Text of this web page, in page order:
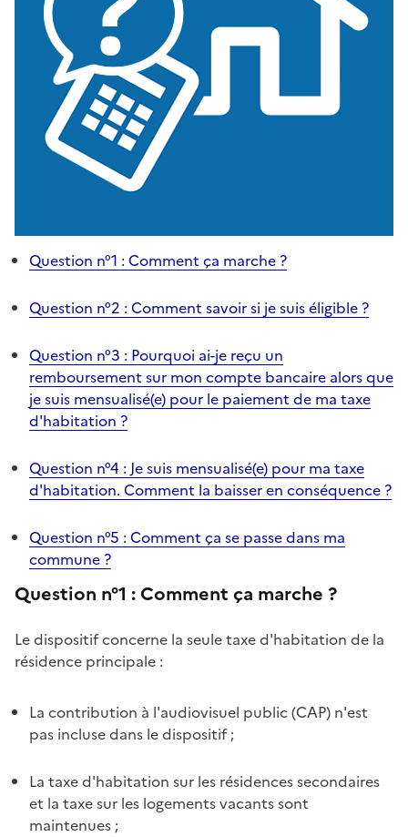
Question n°1 : Comment ça marche ?
Question n°2 : Comment savoir si je suis éligible ?
Question n°3 : Pourquoi ai-je reçu un
remboursement sur mon compte bancaire alors que
je suis mensualisé(e) pour le paiement de ma taxe
d'habitation ?
Question n°4 : Je suis mensualisé(e) pour ma taxe
d'habitation. Comment la baisser en conséquence ?
Question n°5 : Comment ça se passe dans ma
commune ?
Question n°1 : Comment ça marche ?
Le dispositif concerne la seule taxe d'habitation de la
résidence principale :
La contribution à l'audiovisuel public (CAP) n'est
pas incluse dans le dispositif ;
La taxe d'habitation sur les résidences secondaires
et la taxe sur les logements vacants sont
maintenues ;